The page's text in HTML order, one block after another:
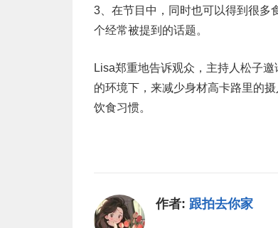
3、在节目中，同时也可以得到很多
个经常被提到的话题。
Lisa郑重地告诉观众，主持人松子
的环境下，来减少身材高卡路里的
饮食习惯。
作者: 跟拍去你家